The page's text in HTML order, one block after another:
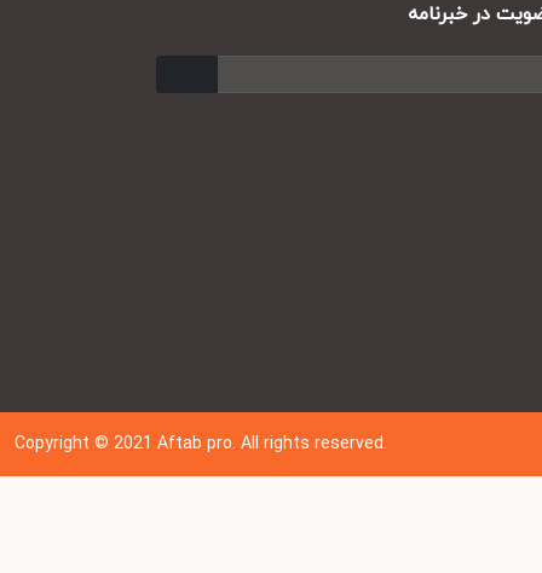
در خبرنامه
Copyright © 202 1Aftab pro. All rights reserved.